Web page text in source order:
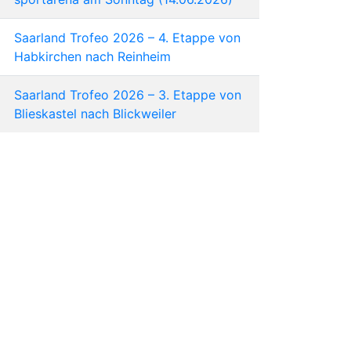
Saarland Trofeo 2026 – 4. Etappe von
Habkirchen nach Reinheim
Saarland Trofeo 2026 – 3. Etappe von
Blieskastel nach Blickweiler